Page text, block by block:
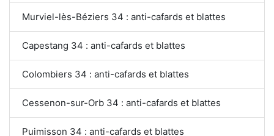
Murviel-lès-Béziers 34 : anti-cafards et blattes
Capestang 34 : anti-cafards et blattes
Colombiers 34 : anti-cafards et blattes
Cessenon-sur-Orb 34 : anti-cafards et blattes
Puimisson 34 : anti-cafards et blattes